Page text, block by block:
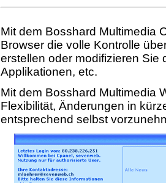
Mit dem Bosshard Multimedia
Browser die volle Kontrolle
erstellen oder modifizieren Sie
Applikationen, etc.
Mit dem Bosshard Multimedia
Flexibilität, Änderungen in
entsprechend selbst